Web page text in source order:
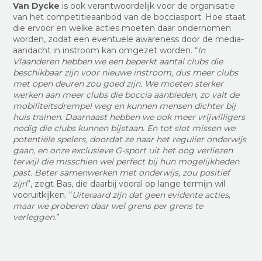
Van Dycke is ook verantwoordelijk voor de organisatie
van het competitieaanbod van de bocciasport. Hoe staat
die ervoor en welke acties moeten daar ondernomen
worden, zodat een eventuele awareness door de media-
aandacht in instroom kan omgezet worden. “In
Vlaanderen hebben we een beperkt aantal clubs die
beschikbaar zijn voor nieuwe instroom, dus meer clubs
met open deuren zou goed zijn. We moeten sterker
werken aan meer clubs die boccia aanbieden, zo valt de
mobiliteitsdrempel weg en kunnen mensen dichter bij
huis trainen. Daarnaast hebben we ook meer vrijwilligers
nodig die clubs kunnen bijstaan. En tot slot missen we
potentiële spelers, doordat ze naar het regulier onderwijs
gaan, en onze exclusieve G-sport uit het oog verliezen
terwijl die misschien wel perfect bij hun mogelijkheden
past. Beter samenwerken met onderwijs, zou positief
zijn”, zegt Bas, die daarbij vooral op lange termijn wil
vooruitkijken. “Uiteraard zijn dat geen evidente acties,
maar we proberen daar wel grens per grens te
verleggen.”